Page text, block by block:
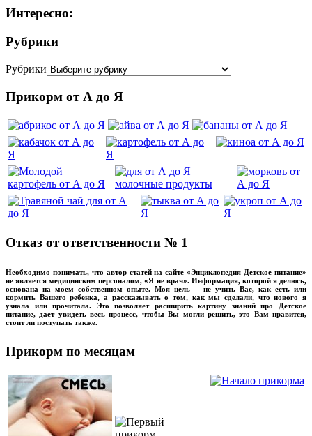
Интересно:
Рубрики
Рубрики
Прикорм от А до Я
Отказ от ответственности № 1
Необходимо понимать, что автор статей на сайте «Энциклопедия Детское питание»
не является медицинским персоналом, «Я не врач». Информация, которой я делюсь,
основана на моем собственном опыте. Моя цель – не учить Вас, как есть или
кормить Вашего ребенка, а рассказывать о том, как мы сделали, что нового я
узнала или прочитала. Это позволяет расширить картину знаний про Детское
питание, дает увидеть весь процесс, чтобы Вы могли решить, это Вам нравится,
стоит ли поступать также.
Прикорм по месяцам